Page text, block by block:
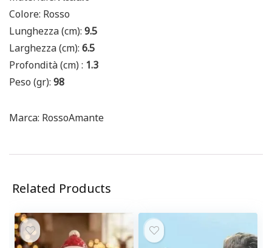
Colore: Rosso
Lunghezza (cm): 9.5
Larghezza (cm): 6.5
Profondità (cm) : 1.3
Peso (gr): 98
Marca: RossoAmante
Related Products